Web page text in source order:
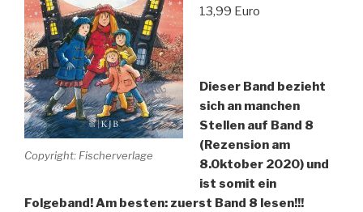
Copyright: Fischerverlage
13,99 Euro
Dieser Band bezieht
sich an manchen
Stellen auf Band 8
(Rezension am
8.Oktober 2020) und
ist somit ein
Folgeband! Am besten: zuerst Band 8 lesen!!!